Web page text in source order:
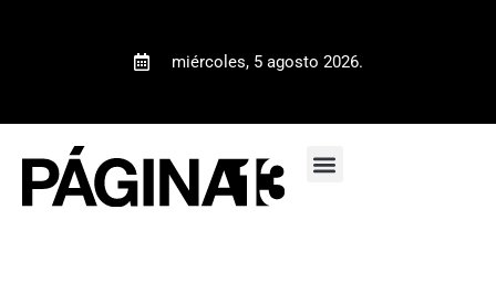
miércoles, 5 agosto 2026.